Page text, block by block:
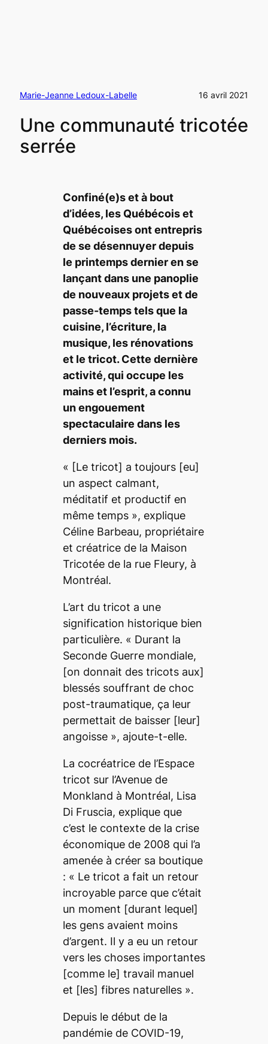
Marie-Jeanne Ledoux-Labelle 16 avril 2021
Une communauté tricotée
serrée
Confiné(e)s et à bout
d’idées, les Québécois et
Québécoises ont entrepris
de se désennuyer depuis
le printemps dernier en se
lançant dans une panoplie
de nouveaux projets et de
passe-temps tels que la
cuisine, l’écriture, la
musique, les rénovations
et le tricot. Cette dernière
activité, qui occupe les
mains et l’esprit, a connu
un engouement
spectaculaire dans les
derniers mois.
« [Le tricot] a toujours [eu]
un aspect calmant,
méditatif et productif en
même temps », explique
Céline Barbeau, propriétaire
et créatrice de la Maison
Tricotée de la rue Fleury, à
Montréal.
L’art du tricot a une
signification historique bien
particulière. « Durant la
Seconde Guerre mondiale,
[on donnait des tricots aux]
blessés souffrant de choc
post-traumatique, ça leur
permettait de baisser [leur]
angoisse », ajoute-t-elle.
La cocréatrice de l’Espace
tricot sur l’Avenue de
Monkland à Montréal, Lisa
Di Fruscia, explique que
c’est le contexte de la crise
économique de 2008 qui l’a
amenée à créer sa boutique
: « Le tricot a fait un retour
incroyable parce que c’était
un moment [durant lequel]
les gens avaient moins
d’argent. Il y a eu un retour
vers les choses importantes
[comme le] travail manuel
et [les] fibres naturelles ».
Depuis le début de la
pandémie de COVID-19,